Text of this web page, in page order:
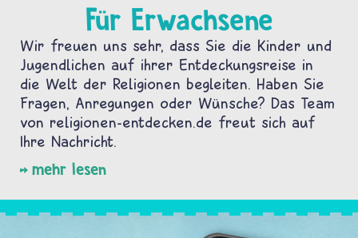
Für Erwachsene
Wir freuen uns sehr, dass Sie die Kinder und
Jugendlichen auf ihrer Entdeckungsreise in
die Welt der Religionen begleiten. Haben Sie
Fragen, Anregungen oder Wünsche? Das Team
von religionen-entdecken.de freut sich auf
Ihre Nachricht.
mehr lesen